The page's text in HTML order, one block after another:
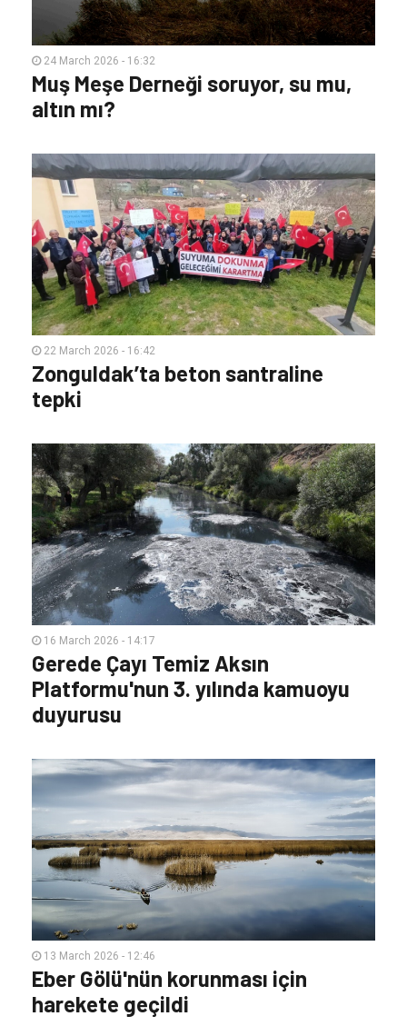
24 March 2026 - 16:32
Muş Meşe Derneği soruyor, su mu,
altın mı?
22 March 2026 - 16:42
Zonguldak’ta beton santraline
tepki
16 March 2026 - 14:17
Gerede Çayı Temiz Aksın
Platformu'nun 3. yılında kamuoyu
duyurusu
13 March 2026 - 12:46
Eber Gölü'nün korunması için
harekete geçildi